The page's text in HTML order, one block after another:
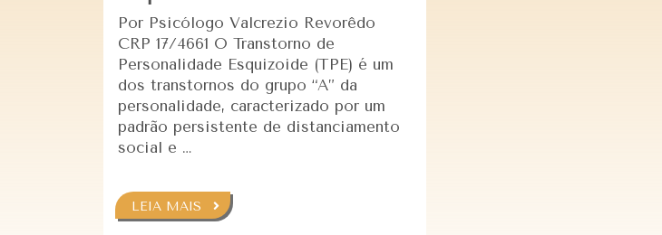
Por Psicólogo Valcrezio Revorêdo
CRP 17/4661 O Transtorno de
Personalidade Esquizoide (TPE) é um
dos transtornos do grupo “A” da
personalidade, caracterizado por um
padrão persistente de distanciamento
social e …
LEIA MAIS